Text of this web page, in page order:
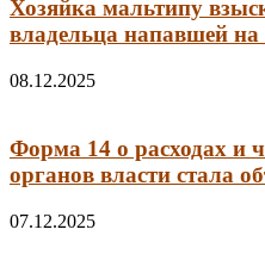
Хозяйка мальтипу
владельца напавшей
08.12.2025
Форма 14 о расходах и
органов власти стала
07.12.2025